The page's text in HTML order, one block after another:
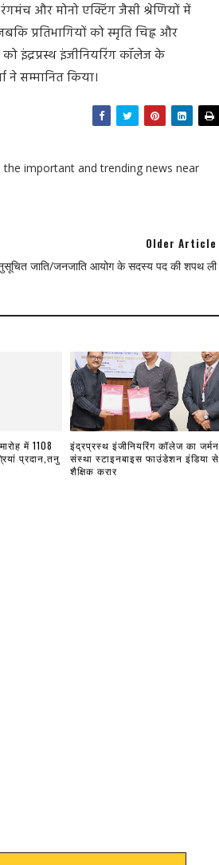
रंगमंच और मोनो एक्टिंग जैसी श्रेणियों में
प्रतिभागियों को स्मृति चिह्न और
इंद्रप्रस्थ इंजीनियरिंग कॉलेज के
ने सम्मानित किया।
important and trending news near
Older Article
जाति/जनजाति आयोग के सदस्य पद की शपथ ली
में 1108
प्रदान,तनु
इंद्रप्रस्थ इंजीनियरिंग कॉलेज का जर्मन
संस्था स्टाइनबाइस फाउंडेशन इंडिया से
शैक्षिक करार